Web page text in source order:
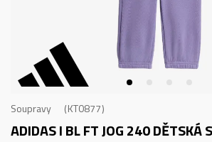
Soupravy KT0877
ADIDAS I BL FT JOG 240DĚTSKÁ